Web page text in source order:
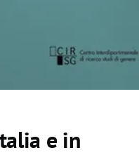
e in